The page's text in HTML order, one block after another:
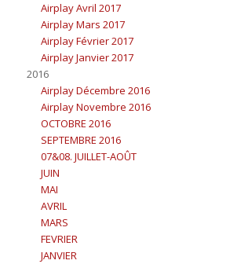
Airplay Avril 2017
Airplay Mars 2017
Airplay Février 2017
Airplay Janvier 2017
2016
Airplay Décembre 2016
Airplay Novembre 2016
OCTOBRE 2016
SEPTEMBRE 2016
07&08. JUILLET-AOÛT
JUIN
MAI
AVRIL
MARS
FEVRIER
JANVIER